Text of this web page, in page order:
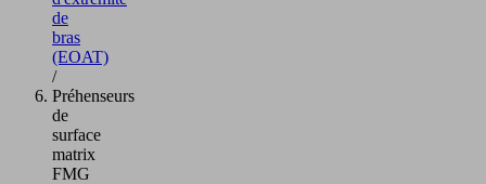
de
bras
(EOAT)
/
Préhenseurs
de
surface
matrix
FMG